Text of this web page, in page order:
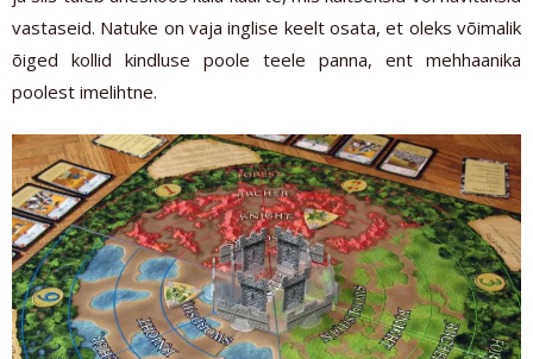
vastaseid. Natuke on vaja inglise keelt osata, et oleks võimalik
õiged kollid kindluse poole teele panna, ent mehhaanika
poolest imelihtne.